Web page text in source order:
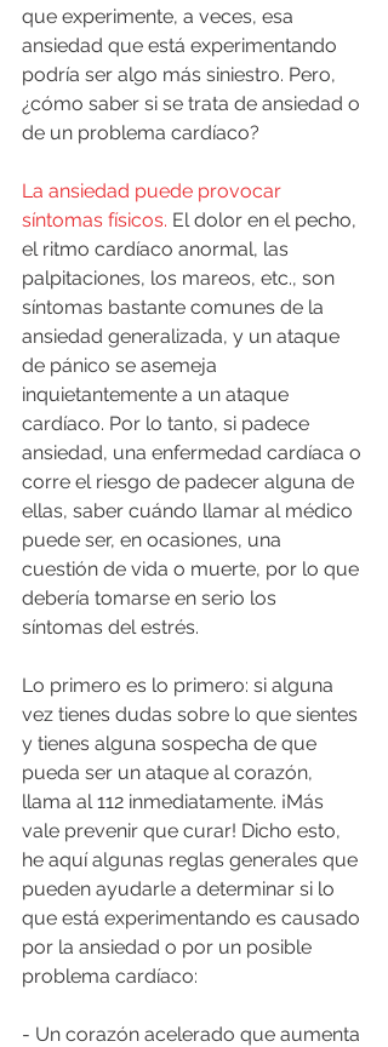
que experimente, a veces, esa
ansiedad que está experimentando
podría ser algo más siniestro. Pero,
¿cómo saber si se trata de ansiedad o
de un problema cardíaco?
La ansiedad puede provocar
síntomas físicos. El dolor en el pecho,
el ritmo cardíaco anormal, las
palpitaciones, los mareos, etc., son
síntomas bastante comunes de la
ansiedad generalizada, y un ataque
de pánico se asemeja
inquietantemente a un ataque
cardíaco. Por lo tanto, si padece
ansiedad, una enfermedad cardíaca o
corre el riesgo de padecer alguna de
ellas, saber cuándo llamar al médico
puede ser, en ocasiones, una
cuestión de vida o muerte, por lo que
debería tomarse en serio los
síntomas del estrés.
Lo primero es lo primero: si alguna
vez tienes dudas sobre lo que sientes
y tienes alguna sospecha de que
pueda ser un ataque al corazón,
llama al 112 inmediatamente. ¡Más
vale prevenir que curar! Dicho esto,
he aquí algunas reglas generales que
pueden ayudarle a determinar si lo
que está experimentando es causado
por la ansiedad o por un posible
problema cardíaco:
- Un corazón acelerado que aumenta